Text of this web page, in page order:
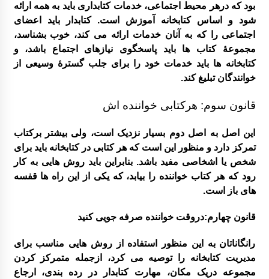
بود که درهر محیط اجتماعی، خدمات کتابداری باید به همه ارائه
شود و اساس کتابخانه آموزش است. کتابدار باید اعضای
اجتماعی را که به آنان خدمات ارائه می کند، خوب بشناسد،
مجموعۀ کتاب ها باید پاسخگوی نیازهای اجتماع باشد، و
کتابخانه ها باید خدمات خود را برای جلب گسترۀ وسیعی از
خوانندگان تبلیغ کند.
قانون سوم: هرکتابی خواننده اش
این اصل به اصل دوم بسیار نزدیک است، ولی بیشتر برکتاب
تمرکز دارد و منظور این است که هر کتابی در کتابخانه باید برای
شخص یا اشخاصی مفید باشد. بنابراین باید روش هایی به کار
رود که هر کتاب خواننده را بیابد، که یکی از این راه ها قفسه
های باز است.
قانون چهارم:دروقت خواننده صرفه جویی کنید
رانگاناتان به این منظور استفاده از روش هایی مناسب برای
مدیریت کتابخانه را توصیه می کرد، ازجمله متمرکز کردن
مجموعه دریک مکان، مهارت کتابدار در رده بندی، ارجاع